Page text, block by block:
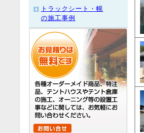
トラックシート・幌
の施工事例